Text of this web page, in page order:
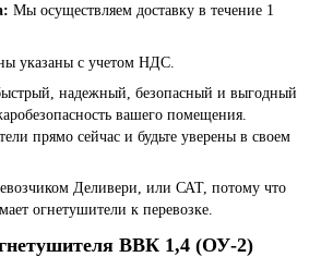
: Мы осуществляем доставку в течение 1
указаны с учетом НДС.
надежный, безопасный и выгодный
вашего помещения.
прямо сейчас и будьте уверены в своем
Деливери, или САТ, потому что
огнетушители к перевозке.
ВВК 1,4 (ОУ-2)